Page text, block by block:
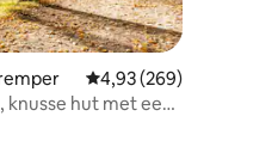
op 5, 122 recensies
Gemiddelde
4,93 (269)
knusse hut met een